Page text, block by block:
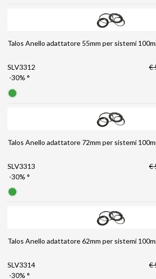
Talos Anello adattatore 55mm per sistemi
SLV3312
-30% °
€
Talos Anello adattatore 72mm per sistemi
SLV3313
-30% °
€
Talos Anello adattatore 62mm per sistemi
SLV3314
-30% °
€